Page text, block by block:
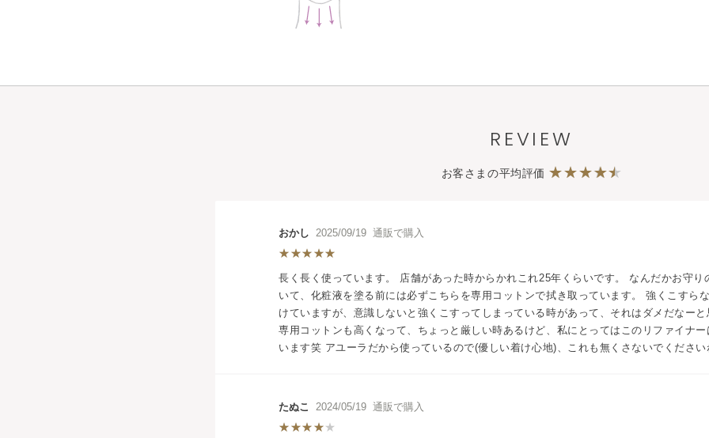
REVIEW
お客さまの平均評価
おかし 2025/09/19 通販で購入
長く長く使っています。 店舗があった時からかれこれ25年くらいです。 なんだかお守り
いて、化粧液を塗る前には必ずこちらを専用コットンで拭き取っています。 強くこすら
けていますが、意識しないと強くこすってしまっている時があって、それはダメだなーと
専用コットンも高くなって、ちょっと厳しい時あるけど、私にとってはこのリファイナー
います笑 アユーラだから使っているので(優しい着け心地)、これも無くさないでください
たぬこ 2024/05/19 通販で購入